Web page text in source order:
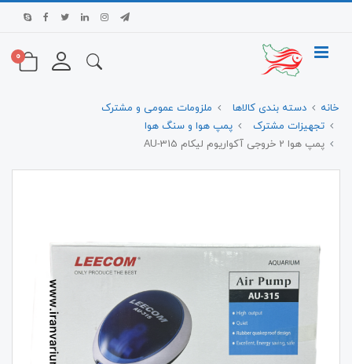
0
خانه دسته بندی کالاها
ملزومات عمومی و مشترک
تجهیزات مشترک
پمپ هوا و سنگ هوا
پمپ هوا 2 خروجی آکواریوم لیکام AU-315